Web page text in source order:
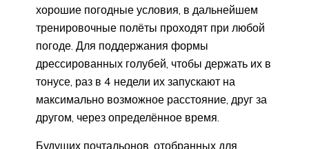
хорошие погодные условия, в дальнейшем
тренировочные полёты проходят при любой
погоде. Для поддержания формы
дрессированных голубей, чтобы держать их в
тонусе, раз в 4 недели их запускают на
максимально возможное расстояние, друг за
другом, через определённое время.
Будущих почтальонов, отобранных для